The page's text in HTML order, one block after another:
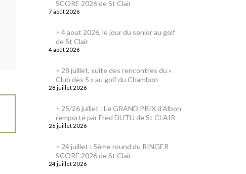
SCORE 2026 de St Clair
7 août 2026
4 aout 2026, le jour du senior au golf
de St Clair
4 août 2026
28 juillet, suite des rencontres du «
Club des 5 » au golf du Chambon
28 juillet 2026
25/26 juillet : Le GRAND PRIX d’Albon
remporté par Fred DUTU de St CLAIR
26 juillet 2026
24 juillet : 5ème round du RINGER
SCORE 2026 de St Clair
24 juillet 2026